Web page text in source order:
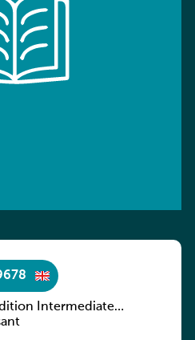
Intermediate
key